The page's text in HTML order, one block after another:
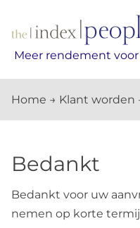
Meer rendement voor
Home → Klant worden
Bedankt
Bedankt voor uw
nemen op korte